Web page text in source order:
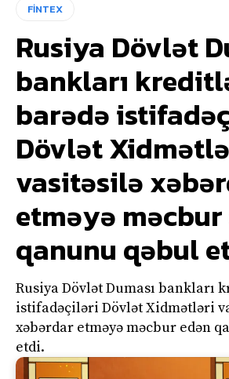
FİNTEX
Rusiya Dövlət
bankları
barədə
Dövlət
vasitəsilə
etməyə məcbur
qanunu qəbul
Rusiya Dövlət Duması bankları
istifadəçiləri Dövlət Xidmətləri
xəbərdar etməyə məcbur edən
etdi.